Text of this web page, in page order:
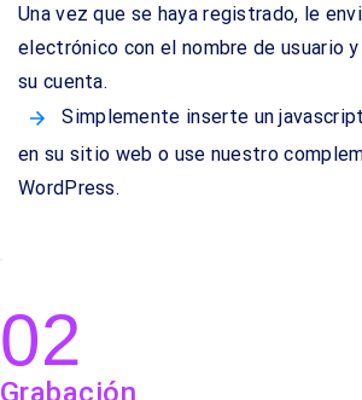
Una vez que se haya registrado, le
electrónico con el nombre de usuario
su cuenta.
Simplemente inserte un
en su sitio web o use nuestro
WordPress.
02
Grabación